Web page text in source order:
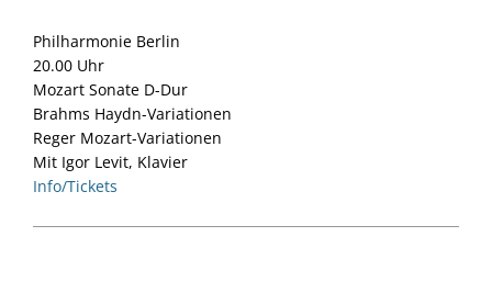
Philharmonie Berlin
20.00 Uhr
Mozart Sonate D-Dur
Brahms Haydn-Variationen
Reger Mozart-Variationen
Mit Igor Levit, Klavier
Info/Tickets